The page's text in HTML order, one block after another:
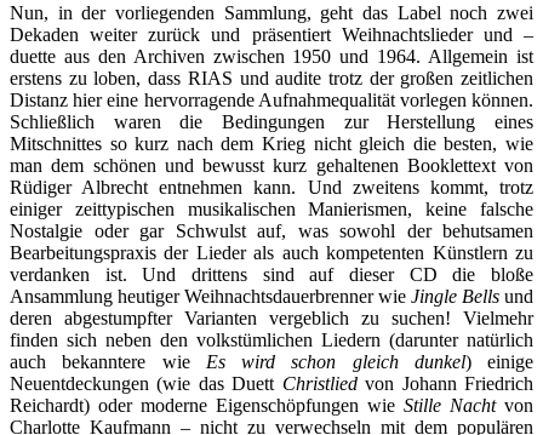
Nun, in der vorliegenden Sammlung, geht das Label noch zwei
Dekaden weiter zurück und präsentiert Weihnachtslieder und –
duette aus den Archiven zwischen 1950 und 1964. Allgemein ist
erstens zu loben, dass RIAS und audite trotz der großen zeitlichen
Distanz hier eine hervorragende Aufnahmequalität vorlegen können.
Schließlich waren die Bedingungen zur Herstellung eines
Mitschnittes so kurz nach dem Krieg nicht gleich die besten, wie
man dem schönen und bewusst kurz gehaltenen Booklettext von
Rüdiger Albrecht entnehmen kann. Und zweitens kommt, trotz
einiger zeittypischen musikalischen Manierismen, keine falsche
Nostalgie oder gar Schwulst auf, was sowohl der behutsamen
Bearbeitungspraxis der Lieder als auch kompetenten Künstlern zu
verdanken ist. Und drittens sind auf dieser CD die bloße
Ansammlung heutiger Weihnachtsdauerbrenner wie Jingle Bells und
deren abgestumpfter Varianten vergeblich zu suchen! Vielmehr
finden sich neben den volkstümlichen Liedern (darunter natürlich
auch bekanntere wie Es wird schon gleich dunkel) einige
Neuentdeckungen (wie das Duett Christliedvon Johann Friedrich
Reichardt) oder moderne Eigenschöpfungen wie Stille Nacht von
Charlotte Kaufmann – nicht zu verwechseln mit dem populären